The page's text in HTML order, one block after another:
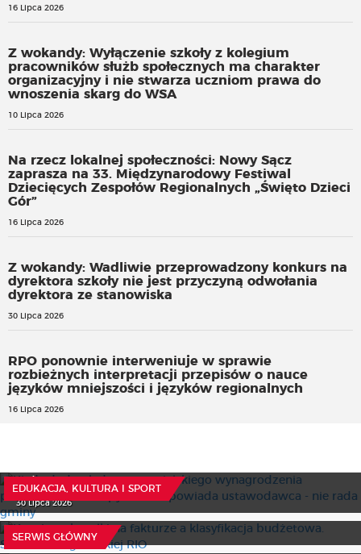
16 Lipca 2026
Z wokandy: Wyłączenie szkoły z kolegium
pracowników służb społecznych ma charakter
organizacyjny i nie stwarza uczniom prawa do
wnoszenia skarg do WSA
10 Lipca 2026
Na rzecz lokalnej społeczności: Nowy Sącz
zaprasza na 33. Międzynarodowy Festiwal
Dziecięcych Zespołów Regionalnych „Święto Dzieci
Gór”
16 Lipca 2026
Z wokandy: Wadliwie przeprowadzony konkurs na
dyrektora szkoły nie jest przyczyną odwołania
dyrektora ze stanowiska
30 Lipca 2026
RPO ponownie interweniuje w sprawie
rozbieżnych interpretacji przepisów o nauce
języków mniejszości i języków regionalnych
16 Lipca 2026
EDUKACJA, KULTURA I SPORT
30 Lipca 2026
SERWIS GŁÓWNY
Kaucja za butelki na fakturze a klasyfikacja budżetowa.
Stanowisko gdańskiej RIO
15 Lipca 2026
Ruszył nabór na projekty rewitalizacji dziedzictwa
kulturowego. Do rozdysponowania ponad 273 mln zł
Specjalne wydanie „Dziennika Warto Wiedzieć” już